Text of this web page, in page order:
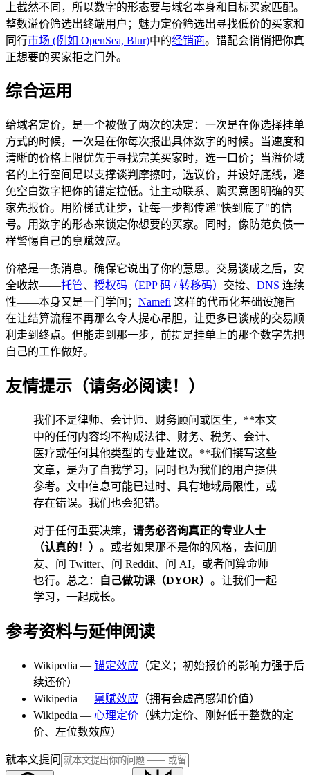
上截然不同，所以数字的形态要与域名本身和目标买家匹配。
整数溢价筛选出终端用户；魅力定价筛选出寻找低价的买家和
同行市场 (例如 OpenSea, Blur)中的经销商。错配会悄悄把你真
正想要的买家拒之门外。
综合运用
给域名定价，是一个被做了两次的决定：一次是在你选择挂单
方式的时候，一次是在你每次报出具体数字的时候。当速度和
清晰的价格上限优先于寻找完美买家时，选一口价；当溢价域
名的上行空间足以支撑谈判摩擦时，选议价，并设好底线，避
免空白数字把你的锚定拉低。让主动联系、购买意图明确的买
家先报价。用阶梯式让步，让每一步都传递"快到底了"的信
号。用数字的形态来锁定你想要的买家。同时，像防范负债一
样警惕自己的禀赋效应。
价格是一条消息。确保它说出了你的意思。交易谈成之后，安
全收款——托管、 授权码（EPP 码 / 转移码） 交接、 DNS 连续
性——本身又是一门学问； Namefi 这样的代币化基础设施旨
在让结算流程不再那么令人提心吊胆，让更多已谈成的交易顺
利走到终点。但能走到那一步，前提是挂单上的那个数字先把
自己的工作做好。
友情提示（请务必阅读！）
我们不是律师、会计师、财务顾问或医生，**本文
中的任何内容均不构成法律、财务、税务、会计、
医疗或任何其他类型的专业建议。**我们撰写这些
文章，是为了自我学习，同时也为我们的用户提供
参考。文中信息可能已过时、具有地域局限性，或
存在错误。我们也会犯错。
对于任何重要决策， 请务必咨询真正的专业人士
（认真的！） 。或者如果那不是你的风格，去问朋
友、问 Twitter、问 Reddit、问 AI，或者问算命师
也行。总之：
自己做功课（DYOR） 。让我们一起
学习，一起成长。
参考资料与延伸阅读
Wikipedia — 锚定效应 （定义；初始报价的影响力强于后
续还价）
Wikipedia — 禀赋效应 （拥有会虚高感知价值）
Wikipedia — 心理定价 （魅力定价、刚好低于整数的定
价、左位数效应）
就本文提问